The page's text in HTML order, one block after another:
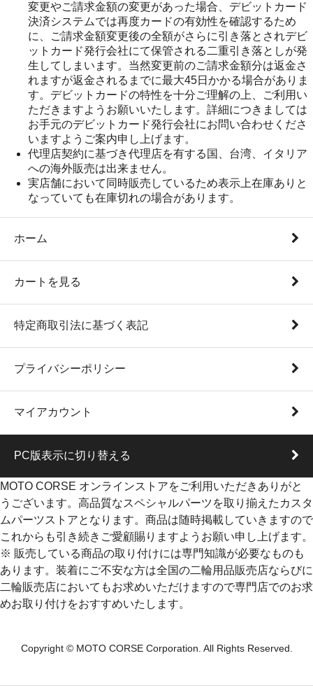
変更やご請求金額の変更があった場合、デビットカード
決済システムでは再度カードの有効性を確認するため
に、ご請求金額変更後の全額がさらに引き落とされデビ
ットカード発行会社にて保管される二重引き落としが発
生してしまいます。当然変更前のご請求金額分は返金さ
れますが返金されるまでに最大45日かかる場合がありま
す。デビットカードの特性を十分ご理解の上、ご利用い
ただきますようお願いいたします。詳細につきましては
お手元のデビットカード発行会社にお問い合わせくださ
いますようご案内申し上げます。
代理店契約に基づき代理店を有する国、台湾、イタリア
への海外販売は出来ません。
実店舗において同時販売しているため表示上在庫ありと
なっていても在庫切れの場合があります。
ホーム
カートを見る
特定商取引法に基づく表記
プライバシーポリシー
マイアカウント
PC版表示に切り替える
MOTO CORSE オンラインストアをご利用いただきありがと
うございます。高品質なスペシャルパーツを取り揃えたカスタ
ムパーツストアとなります。商品は随時掲載していきますので
これからも引き続きご愛顧賜りますようお願い申し上げます。
※ 販売している商品の取り付けには専門知識が必要なものも
あります。装着にご不安な方は全国の二輪用品販売店ならびに
二輪販売店においてもお求めいただけますので専門店でのお求
めお取り付けをおすすめいたします。
Copyright © MOTO CORSE Corporation. All Rights Reserved.